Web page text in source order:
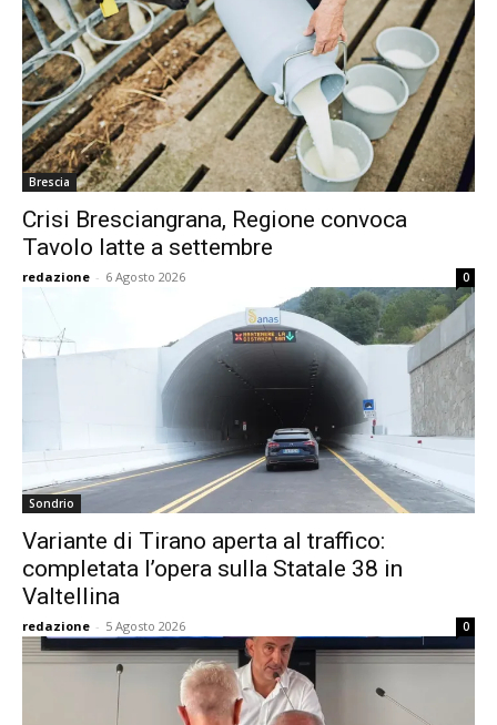
Brescia
Crisi Bresciangrana, Regione convoca
Tavolo latte a settembre
redazione - 6 Agosto 2026 0
Sondrio
Variante di Tirano aperta al traffico:
completata l’opera sulla Statale 38 in
Valtellina
redazione - 5 Agosto 2026 0